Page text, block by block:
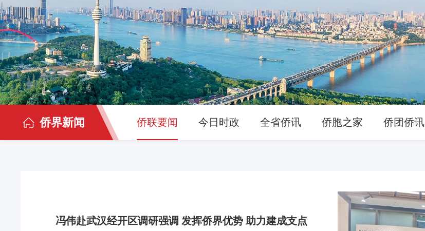
侨界新闻 侨联要闻 今日时政 全省侨讯 侨胞之家 侨团侨讯
冯伟赴武汉经开区调研强调 发挥侨界优势 助力建成支点